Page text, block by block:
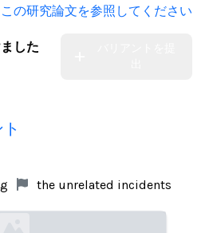
の研究論文を参照してください
した
the unrelated incidents